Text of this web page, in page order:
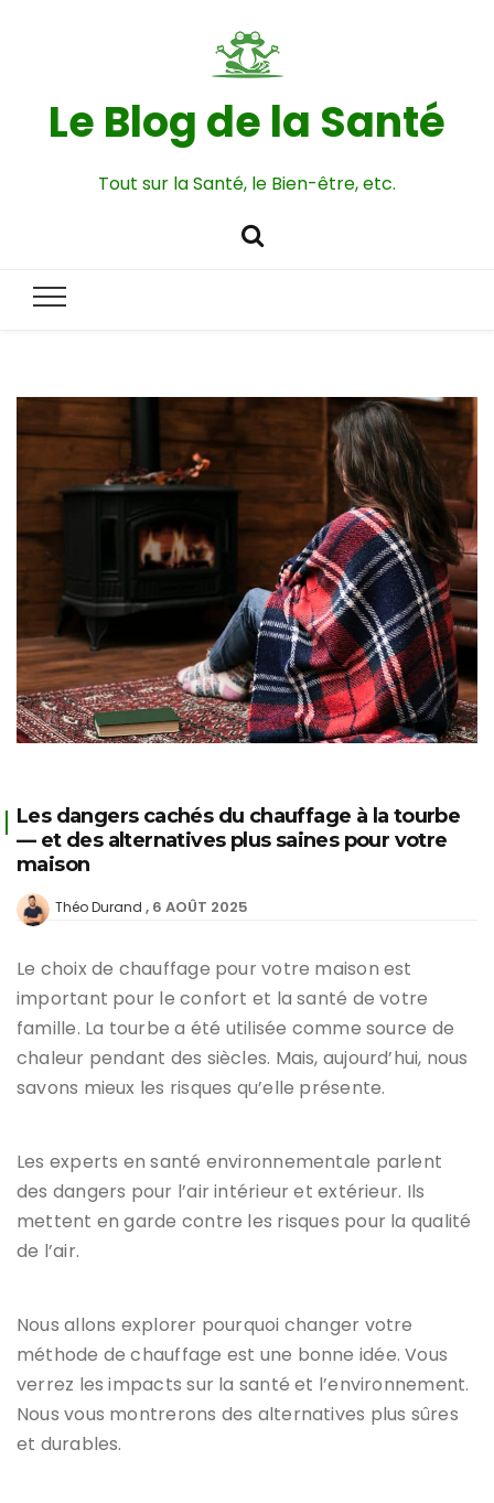
Le Blog de la Santé
Tout sur la Santé, le Bien-être, etc.
Les dangers cachés du chauffage à la tourbe
— et des alternatives plus saines pour votre
maison
Théo Durand 6 AOÛT 2025
Le choix de chauffage pour votre maison est
important pour le confort et la santé de votre
famille. La tourbe a été utilisée comme source de
chaleur pendant des siècles. Mais, aujourd’hui, nous
savons mieux les risques qu’elle présente.
Les experts en santé environnementale parlent
des dangers pour l’air intérieur et extérieur. Ils
mettent en garde contre les risques pour la qualité
de l’air.
Nous allons explorer pourquoi changer votre
méthode de chauffage est une bonne idée. Vous
verrez les impacts sur la santé et l’environnement.
Nous vous montrerons des alternatives plus sûres
et durables.